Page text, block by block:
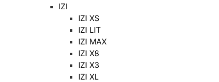
IZI
IZI XS
IZI LIT
IZI MAX
IZI X8
IZI X3
IZI XL